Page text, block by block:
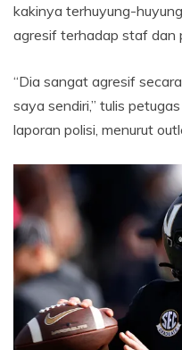
kakinya terhuyung-
agresif terhadap staf dan
“Dia sangat agresif
saya sendiri,” tulis
laporan polisi, menurut